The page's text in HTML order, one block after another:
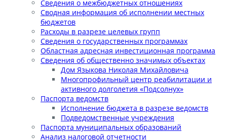
Сведения о межбюджетных отношениях
Сводная информация об исполнении местных
бюджетов
Расходы в разрезе целевых групп
Сведения о государственных программах
Областная адресная инвестиционная программа
Сведения об общественно значимых объектах
Дом Языкова Николая Михайловича
Многопрофильный центр реабилитации и
активного долголетия «Подсолнух»
Паспорта ведомств
Исполнение бюджета в разрезе ведомств
Подведомственные учреждения
Паспорта муниципальных образований
Анализ налоговой отчетности